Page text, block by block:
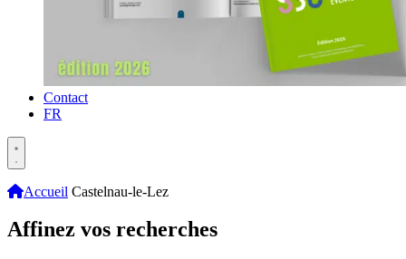
Contact
FR
Accueil Castelnau-le-Lez
Affinez vos recherches